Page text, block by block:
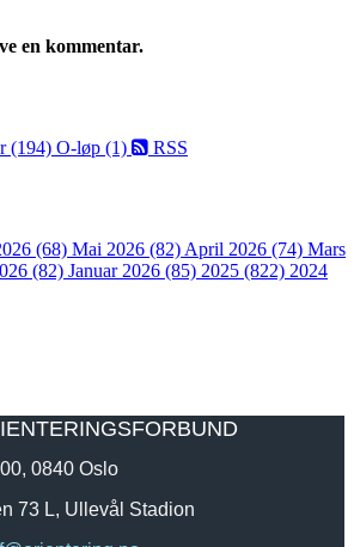
en kommentar.
(194) O-løp (1) RSS
(68) Mai 2026 (82) April 2026 (74) Mars
(82) Januar 2026 (85) 2025 (822) 2024
0840 Oslo
73 L, Ullevål Stadion